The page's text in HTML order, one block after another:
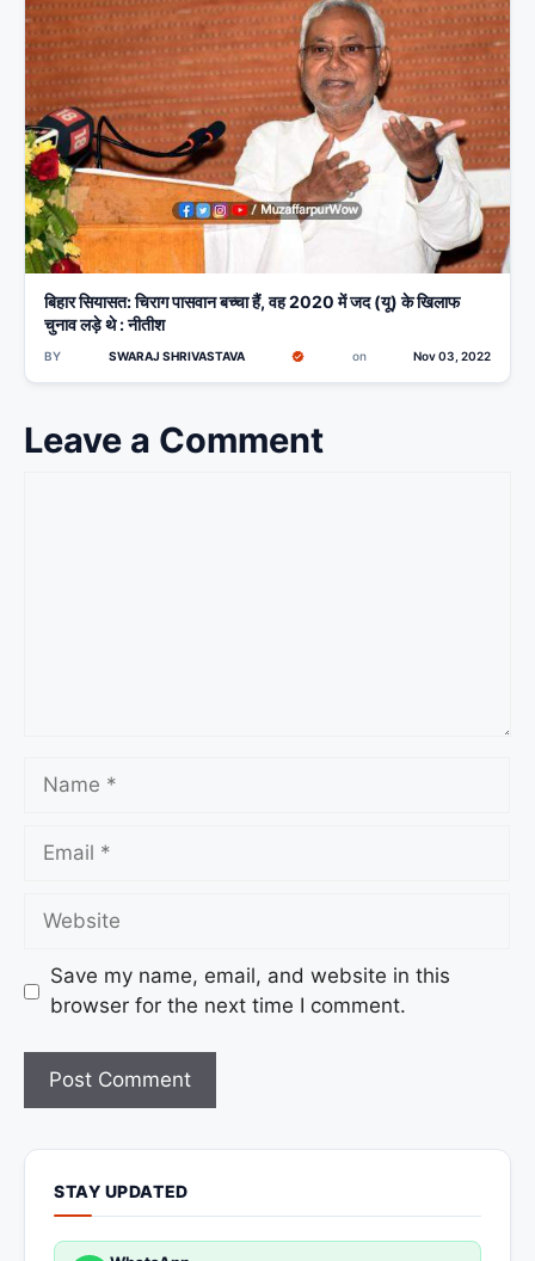
बिहार सियासत: चिराग पासवान बच्चा हैं, वह 2020 में जद (यू) के खिलाफ
चुनाव लड़े थे : नीतीश
BY SWARAJ SHRIVASTAVA on Nov 03, 2022
Leave a Comment
Save my name, email, and website in this
browser for the next time I comment.
STAY UPDATED